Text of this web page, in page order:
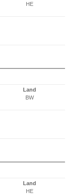
HE
Land
BW
Land
HE